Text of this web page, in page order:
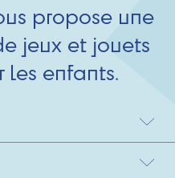
propose une
jeux et jouets
les enfants.